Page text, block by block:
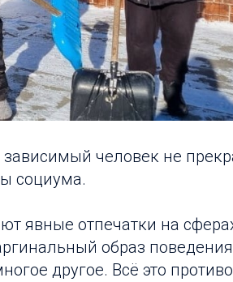
человек не
социума.
явные отпечатки на
образ
другое. Всё это